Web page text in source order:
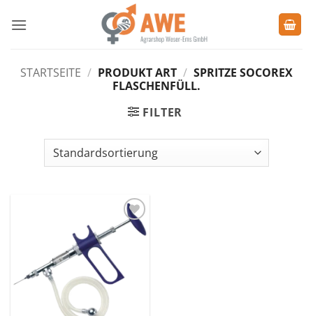
Inhalt
STARTSEITE / PRODUKT ART / SPRITZE SOCOREX
FLASCHENFÜLL.
FILTER
Zu den
Favoriten
hinzufügen